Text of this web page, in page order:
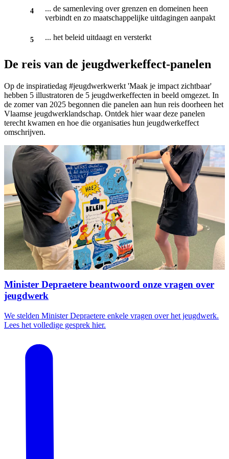
... de samenleving over grenzen en domeinen heen
verbindt en zo maatschappelijke uitdagingen aanpakt
... het beleid uitdaagt en versterkt
De reis van de jeugdwerkeffect-panelen
Op de inspiratiedag #jeugdwerkwerkt 'Maak je impact zichtbaar'
hebben 5 illustratoren de 5 jeugdwerkeffecten in beeld omgezet. In
de zomer van 2025 begonnen die panelen aan hun reis doorheen het
Vlaamse jeugdwerklandschap. Ontdek hier waar deze panelen
terecht kwamen en hoe die organisaties hun jeugdwerkeffect
omschrijven.
Minister Depraetere beantwoord onze vragen over
jeugdwerk
We stelden Minister Depraetere enkele vragen over het jeugdwerk.
Lees het volledige gesprek hier.